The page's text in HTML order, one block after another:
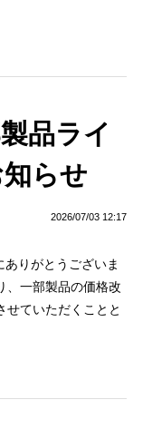
品ライ
らせ
2026/07/03 12:17
りがとうございま
、一部製品の価格改
せていただくことと